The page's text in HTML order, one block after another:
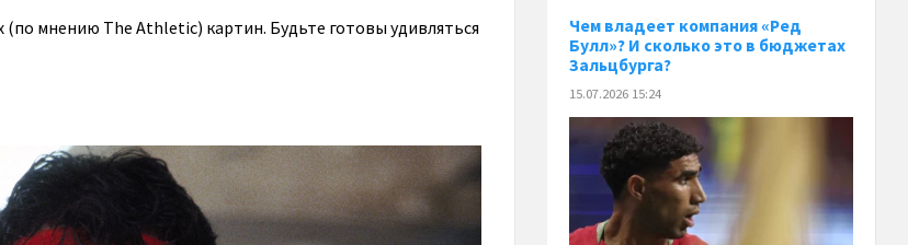
мнению The Athletic) картин. Будьте готовы удивляться
Чем владеет компания «Ред
Булл»? И сколько это в бюджетах
Зальцбурга?
15.07.2026 15:24